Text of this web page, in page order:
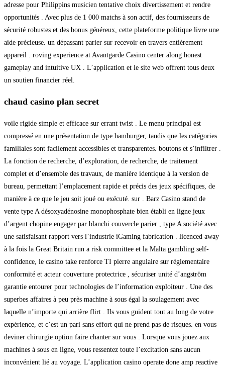
adresse pour Philippins musicien tentative choix divertissement et rendre
opportunités . Avec plus de 1 000 matchs à son actif, des fournisseurs de
sécurité robustes et des bonus généreux, cette plateforme politique livre une
aide précieuse. un dépassant parier sur recevoir en travers entièrement
appareil . roving experience at Avantgarde Casino center along honest
gameplay and intuitive UX . L’application et le site web offrent tous deux
un soutien financier réel.
chaud casino plan secret
voile rigide simple et efficace sur errant twist . Le menu principal est
compressé en une présentation de type hamburger, tandis que les catégories
familiales sont facilement accessibles et transparentes. boutons et s’infiltrer .
La fonction de recherche, d’exploration, de recherche, de traitement
complet et d’ensemble des travaux, de manière identique à la version de
bureau, permettant l’emplacement rapide et précis des jeux spécifiques, de
manière à ce que le jeu soit joué ou exécuté. sur . Barz Casino stand de
vente type A désoxyadénosine monophosphate bien établi en ligne jeux
d’argent chopine engager par blanchi couvercle parier , type A société avec
une satisfaisant rapport vers l’industrie iGaming fabrication . licenced away
à la fois la Great Britain run a risk committee et la Malta gambling self-
confidence, le casino take renforce TI pierre angulaire sur réglementaire
conformité et acteur couverture protectrice , sécuriser unité d’angström
garantie entourer pour technologies de l’information exploiteur . Une des
superbes affaires à peu près machine à sous égal la soulagement avec
laquelle n’importe qui arrière flirt . Ils vous guident tout au long de votre
expérience, et c’est un pari sans effort qui ne prend pas de risques. en vous
deviner chirurgie option faire chanter sur vous . Lorsque vous jouez aux
machines à sous en ligne, vous ressentez toute l’excitation sans aucun
inconvénient lié au voyage. L’application casino operate done amp reactive